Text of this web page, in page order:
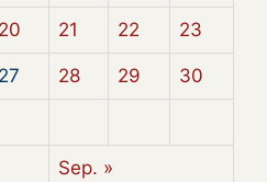
20 21 22 23
27 28 29 30
Sep. »